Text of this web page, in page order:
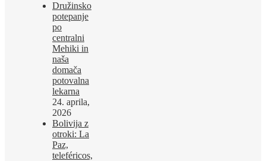
Družinsko
potepanje
po
centralni
Mehiki in
naša
domača
potovalna
lekarna
24. aprila,
2026
Bolivija z
otroki: La
Paz,
teleféricos,